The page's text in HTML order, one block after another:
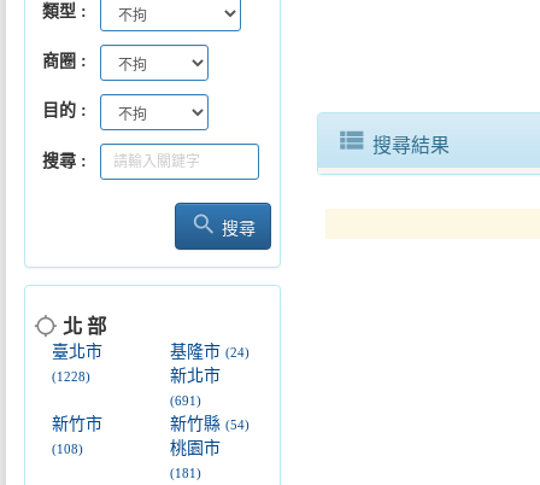
類型
商圈
目的
搜尋
search 搜尋
location_searching 北 部
臺北市
(1228)
基隆市(24)
新北市
(691)
新竹市
(108)
新竹縣(54)
桃園市
(181)
view_list 搜尋結果